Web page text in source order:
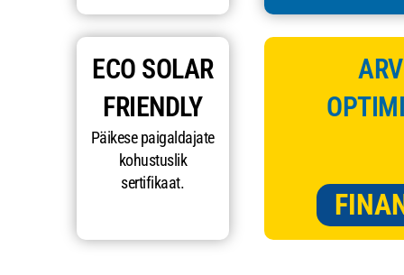
ECO SOLAR
FRIENDLY
Päikese paigaldajate
kohustuslik
sertifikaat.